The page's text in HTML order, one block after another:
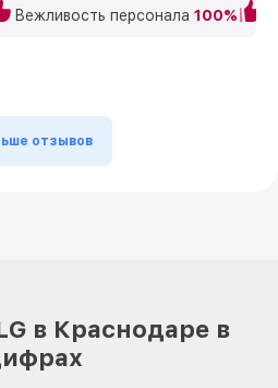
Вежливость персонала 100%
отзывов
в Краснодаре в